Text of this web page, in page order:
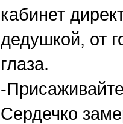
кабинет
дедушкой, от
глаза.
-
Сердечко